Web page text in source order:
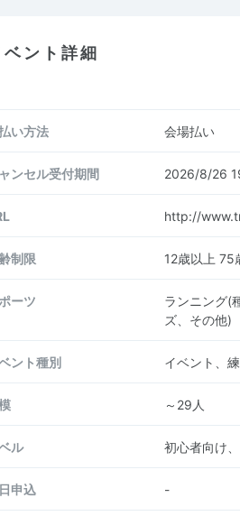
ベント詳細
い方法 会場払い
ンセル受付期間 2026/8/26
http://
制限 12歳以上 75
ーツ
ランニング(
ズ、その他)
ント種別 イベント、
～29人
ル 初心者向け
申込 -